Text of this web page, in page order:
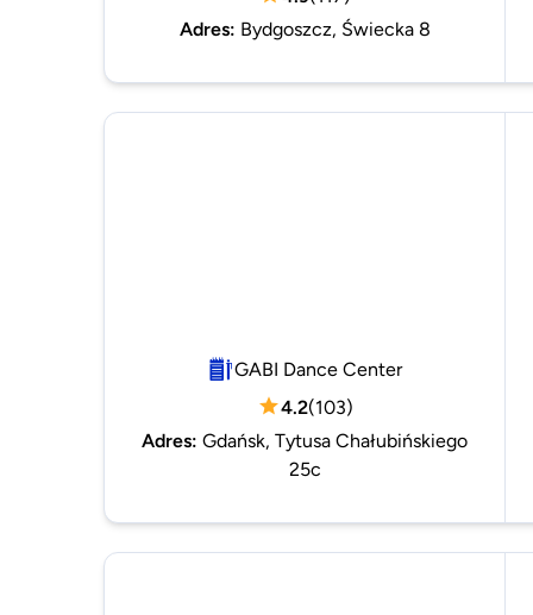
Adres: Bydgoszcz, Świecka 8
GABI Dance Center
4.2(103)
Adres: Gdańsk, Tytusa Chałubińskiego
25c